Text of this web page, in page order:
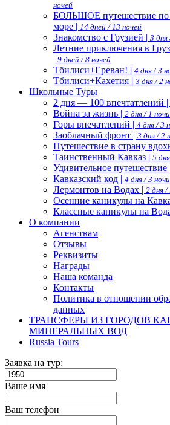
ночей
БОЛЬШОЕ путешествие по
море | 14 дней / 13 ночей
Знакомство с Грузией | 3 дня
Летние приключения в
| 9 дней / 8 ночей
Тбилиси+Ереван! | 4 дня / 3
Тбилиси+Кахетия | 3 дня / 2
Школьные Туры
2 дня — 100 впечтатлений |
Война за жизнь | 2 дня / 1 ночи
Горы впечатлений | 4 дня / 3
Заоблачный фронт | 3 дня / 2
Путешествие в страну
Таинственный Кавказ | 5
Удивительное путешествие |
Кавказский код | 4 дня / 3 ночи
Лермонтов на Водах | 2 дня /
Осенние каникулы на
Классные каникулы на
О компании
Агенствам
Отзывы
Реквизиты
Награды
Наша команда
Контакты
Политика в отношении
данных
ТРАНСФЕРЫ ИЗ ГОРОДОВ
МИНЕРАЛЬНЫХ ВОД
Russia Tours
Заявка на тур:
Ваше имя
Ваш телефон